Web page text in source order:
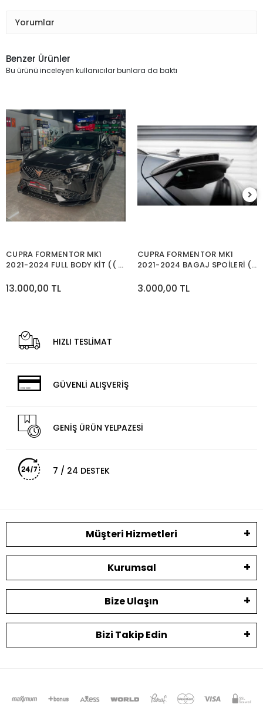
Yorumlar
Benzer Ürünler
Bu ürünü inceleyen kullanıcılar bunlara da baktı
CUPRA FORMENTOR MK1
2021-2024 FULL BODY KİT (( 7
13.000,00 TL
CUPRA FORMENTOR MK1
2021-2024 BAGAJ SPOİLERİ ((
3.000,00 TL
HIZLI TESLİMAT
GÜVENLİ ALIŞVERİŞ
GENİŞ ÜRÜN YELPAZESİ
7 / 24 DESTEK
Müşteri Hizmetleri
Kurumsal
Bize Ulaşın
Bizi Takip Edin